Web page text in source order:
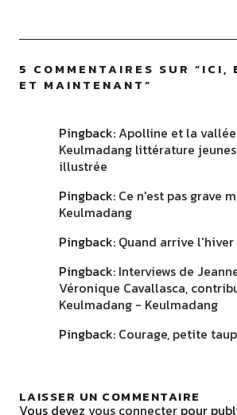
5 COMMENTAIRES SUR “ICI,
ET MAINTENANT”
Pingback:Apolline et la
Keulmadang littérature
illustrée
Pingback: Ce n'est pas grave
Keulmadang
Pingback: Quand arrive
Pingback: Interviews de
Véronique Cavallasca,
Keulmadang - Keulmadang
Pingback: Courage, petite
LAISSER UN COMMENTAIRE
Vous devez vous connecterpour